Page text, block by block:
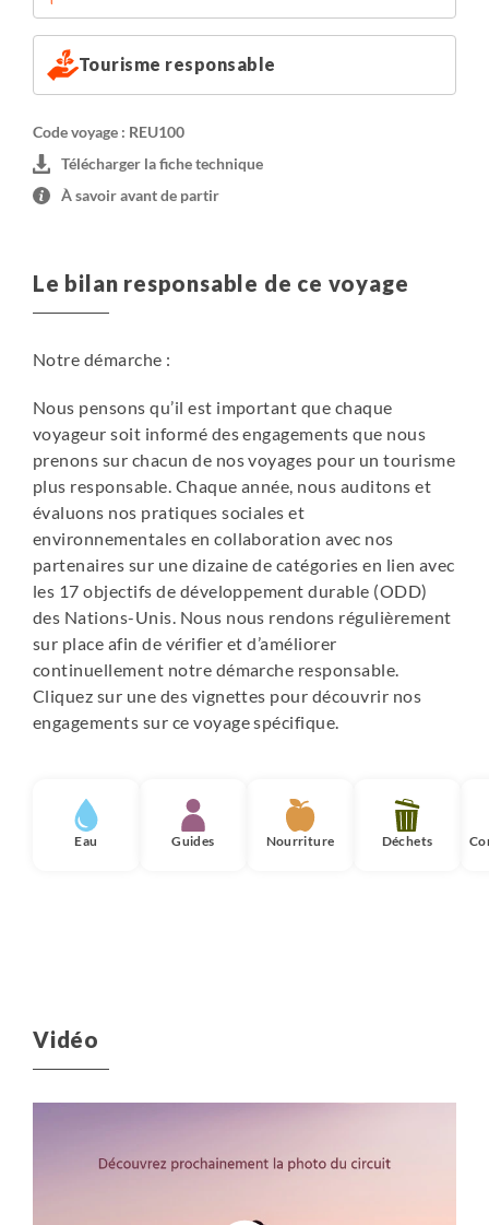
Tourisme responsable
Code voyage : REU100
Télécharger la fiche technique
À savoir avant de partir
Le bilan responsable de ce voyage
Notre démarche :
Nous pensons qu’il est important que chaque
voyageur soit informé des engagements que nous
prenons sur chacun de nos voyages pour un tourisme
plus responsable. Chaque année, nous auditons et
évaluons nos pratiques sociales et
environnementales en collaboration avec nos
partenaires sur une dizaine de catégories en lien avec
les 17 objectifs de développement durable (ODD)
des Nations-Unis. Nous nous rendons régulièrement
sur place afin de vérifier et d’améliorer
continuellement notre démarche responsable.
Cliquez sur une des vignettes pour découvrir nos
engagements sur ce voyage spécifique.
Eau Guides Nourriture Déchets
Vidéo